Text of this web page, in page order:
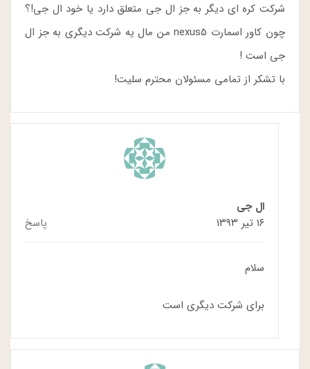
شرکت کره ای دیگر به جز ال جی متعلق دارد یا خود ال جی!؟
چون کاور اسمارت nexus5 من مال یه شرکت دیگری به جز ال
جی است !
با تشکر از تمامی مسئولان محترم سلیت!
ال جی
۱۶ تیر ۱۳۹۳
پاسخ
سلام
برای شرکت دیگری است